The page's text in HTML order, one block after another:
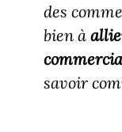
des
bien à
savoir